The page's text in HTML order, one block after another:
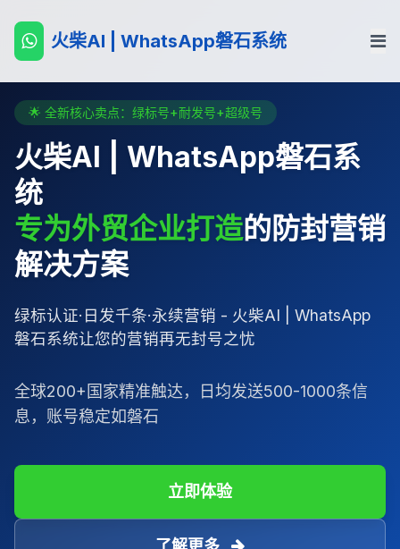
火柴AI | WhatsApp磐石系统
🌟 全新核心卖点：绿标号+耐发号+超级号
火柴AI | WhatsApp磐石系
统
专为外贸企业打造的防封营销
解决方案
绿标认证·日发千条·永续营销 - 火柴AI | WhatsApp
磐石系统让您的营销再无封号之忧
全球200+国家精准触达，日均发送500-1000条信
息，账号稳定如磐石
立即体验